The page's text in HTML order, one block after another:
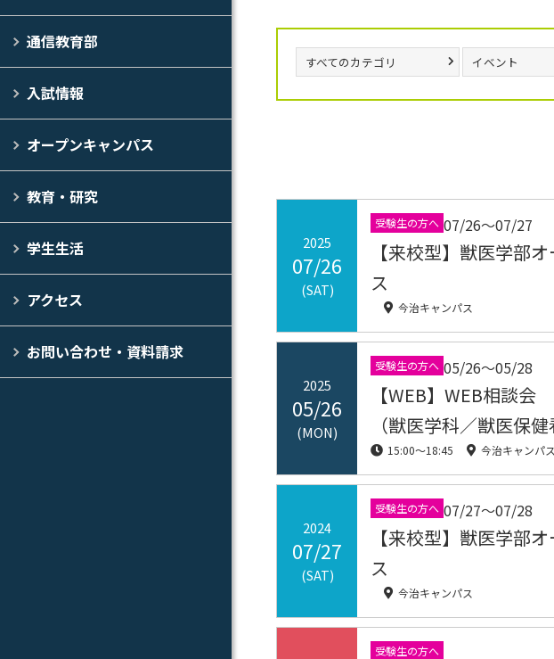
通信教育部
入試情報
オープンキャンパス
教育・研究
学生生活
アクセス
お問い合わせ・資料請求
すべてのカテゴリ イベント
2025
07/26
(SAT)
受験生の方へ 07/26〜07/27
【来校型】獣医学部
ス
今治キャンパス
2025
05/26
(MON)
受験生の方へ 05/26〜05/28
【WEB】WEB相談
（獣医学科／獣医保健
15:00〜18:45 今治キャンパス
2024
07/27
(SAT)
受験生の方へ 07/27〜07/28
【来校型】獣医学部
ス
今治キャンパス
受験生の方へ